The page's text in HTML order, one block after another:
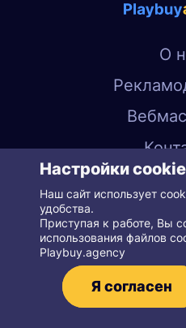
Регистрация
О
©
Политика
Настройки
Наш сайт использует
удобства.
Приступая к работе, Вы
использования файлов
Playbuy.agency
Я согласен